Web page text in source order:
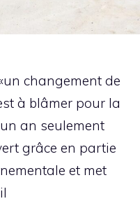
changement de
à blâmer pour la
an seulement
grâce en partie
et met